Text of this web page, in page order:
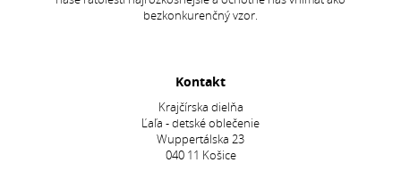
bezkonkurenčný vzor.
Kontakt
Krajčírska dielňa
Ľaľa - detské oblečenie
Wuppertálska 23
040 11 Košice